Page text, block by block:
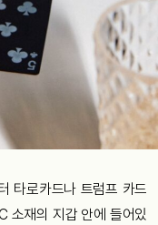
타로카드나 트럼프 카드
소재의 지갑 안에 들어있